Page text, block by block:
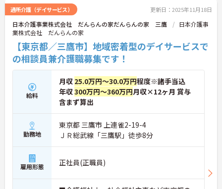
通所介護（デイサービス） 更新日：2025年11月18日
日本介護事業株式会社 だんらんの家だんらんの家 三鷹
日本介護事
業株式会社 だんらんの家
【東京都／三鷹市】地域密着型のデイサービスで
の相談員兼介護職募集です！
給料
月収 25.0万円～30.0万円程度※諸手当込
年収300万円～360万円月収×12ヶ月 賞与
含まず算出
勤務地
東京都 三鷹市 上連雀2-19-4
ＪＲ総武線「三鷹駅」徒歩8分
雇用形態 正社員(正職員)